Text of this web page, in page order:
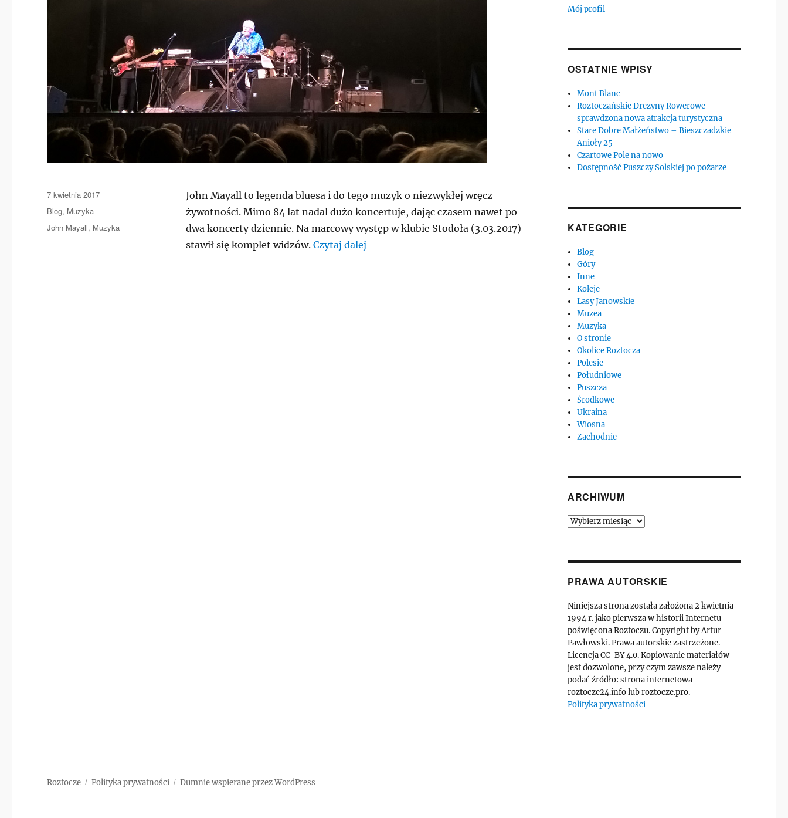
John Mayall to legenda bluesa i do tego muzyk o niezwykłej wręcz
żywotności. Mimo 84 lat nadal dużo koncertuje, dając czasem nawet po
dwa koncerty dziennie. Na marcowy występ w klubie Stodoła (3.03.2017)
stawił się komplet widzów. Czytaj dalej„John Mayall w Warszawie 2017”
Data
publikacji
7 kwietnia 2017
Kategorie
Blog, Muzyka
Tagi
John Mayall, Muzyka
Mój profil
OSTATNIE WPISY
Mont Blanc
Roztoczańskie Drezyny Rowerowe –
sprawdzona nowa atrakcja turystyczna
Stare Dobre Małżeństwo – Bieszczadzkie
Anioły 25
Czartowe Pole na nowo
Dostępność Puszczy Solskiej po pożarze
KATEGORIE
Blog
Góry
Inne
Koleje
Lasy Janowskie
Muzea
Muzyka
O stronie
Okolice Roztocza
Polesie
Południowe
Puszcza
Środkowe
Ukraina
Wiosna
Zachodnie
ARCHIWUM
Archiwum
PRAWA AUTORSKIE
Niniejsza strona została założona 2 kwietnia
1994 r. jako pierwsza w historii Internetu
poświęcona Roztoczu. Copyright by Artur
Pawłowski. Prawa autorskie zastrzeżone.
Licencja CC-BY 4.0. Kopiowanie materiałów
jest dozwolone, przy czym zawsze należy
podać źródło: strona internetowa
roztocze24.info lub roztocze.pro.
Polityka prywatności
Roztocze Polityka prywatności Dumnie wspierane przez WordPress